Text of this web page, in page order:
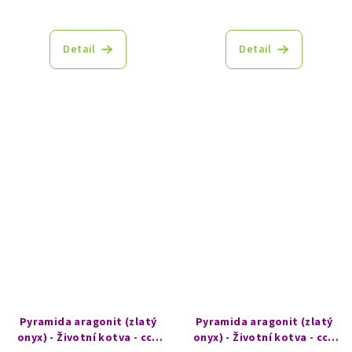
Detail Detail
Pyramida aragonit (zlatý
onyx) - Životní kotva - cca
Pyramida aragonit (zlatý
onyx) - Životní kotva - cca